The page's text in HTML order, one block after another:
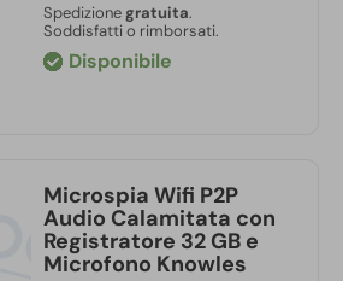
Spedizione gratuita.
Soddisfatti o rimborsati.
Disponibile
Microspia Wifi P2P
Audio Calamitata con
Registratore 32 GB e
Microfono Knowles